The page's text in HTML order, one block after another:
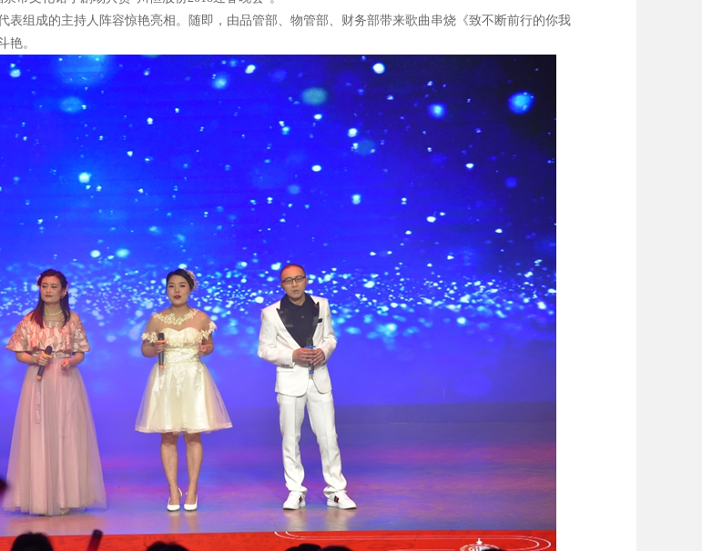
表组成的主持人阵容惊艳亮相。随即，由品管部、物管部、财务部带来歌曲串烧《致不断前行的你我
艳。